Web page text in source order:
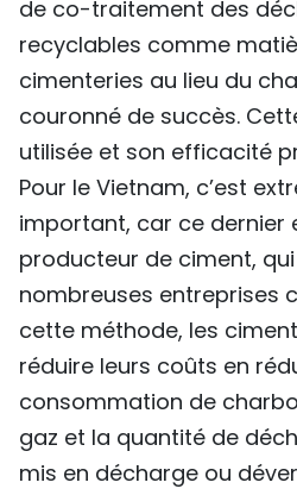
de co-traitement des
recyclables comme
cimenteries au lieu du
couronné de succès.
utilisée et son efficacité
Pour le Vietnam, c’est
important, car ce dernier
producteur de ciment,
nombreuses entreprises
cette méthode, les
réduire leurs coûts en
consommation de
gaz et la quantité de
mis en décharge ou